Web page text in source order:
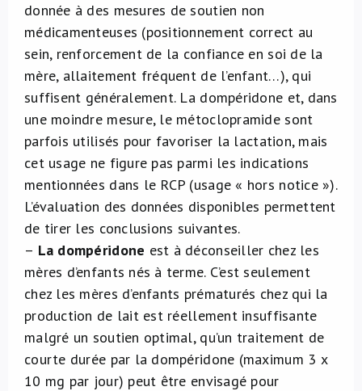
donnée à des mesures de soutien non
médicamenteuses (positionnement correct au
sein, renforcement de la confiance en soi de la
mère, allaitement fréquent de l’enfant…), qui
suffisent généralement. La dompéridone et, dans
une moindre mesure, le métoclopramide sont
parfois utilisés pour favoriser la lactation, mais
cet usage ne figure pas parmi les indications
mentionnées dans le RCP (usage « hors notice »).
L’évaluation des données disponibles permettent
de tirer les conclusions suivantes.
– La dompéridone est à déconseiller chez les
mères d’enfants nés à terme. C’est seulement
chez les mères d’enfants prématurés chez qui la
production de lait est réellement insuffisante
malgré un soutien optimal, qu’un traitement de
courte durée par la dompéridone (maximum 3 x
10 mg par jour) peut être envisagé pour